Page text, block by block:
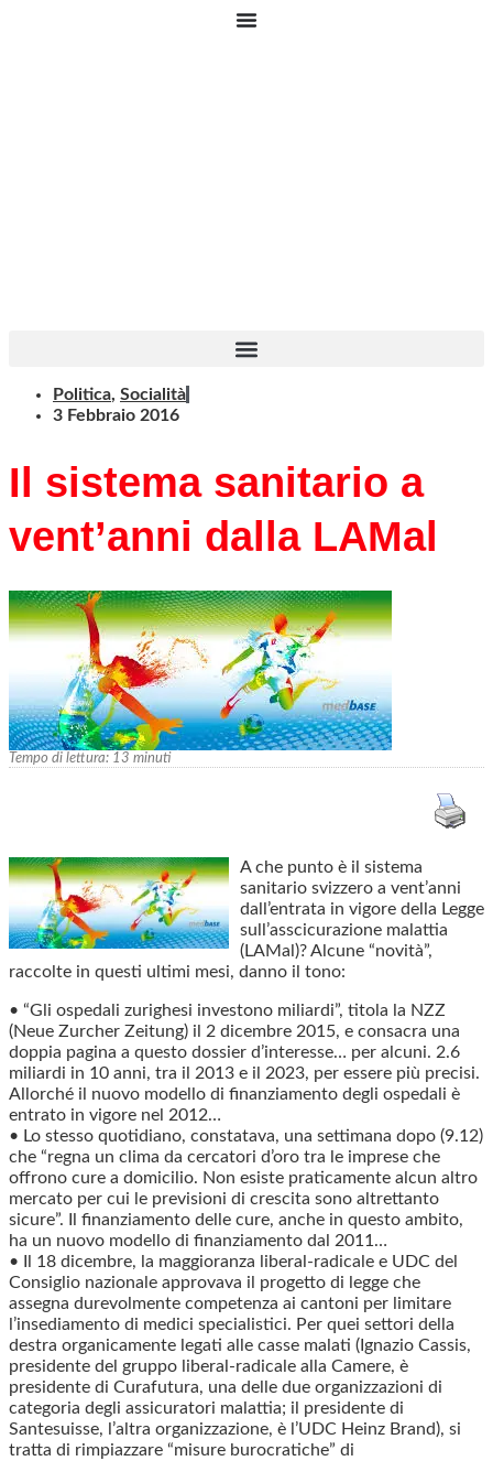
Politica, Socialità
3 Febbraio 2016
Il sistema sanitario a
vent’anni dalla LAMal
Tempo di lettura: 13 minuti
A che punto è il sistema
sanitario svizzero a vent’anni
dall’entrata in vigore della Legge
sull’asscicurazione malattia
(LAMal)? Alcune “novità”,
raccolte in questi ultimi mesi, danno il tono:
• “Gli ospedali zurighesi investono miliardi”, titola la NZZ
(Neue Zurcher Zeitung) il 2 dicembre 2015, e consacra una
doppia pagina a questo dossier d’interesse… per alcuni. 2.6
miliardi in 10 anni, tra il 2013 e il 2023, per essere più precisi.
Allorché il nuovo modello di finanziamento degli ospedali è
entrato in vigore nel 2012…
• Lo stesso quotidiano, constatava, una settimana dopo (9.12)
che “regna un clima da cercatori d’oro tra le imprese che
offrono cure a domicilio. Non esiste praticamente alcun altro
mercato per cui le previsioni di crescita sono altrettanto
sicure”. Il finanziamento delle cure, anche in questo ambito,
ha un nuovo modello di finanziamento dal 2011…
• Il 18 dicembre, la maggioranza liberal-radicale e UDC del
Consiglio nazionale approvava il progetto di legge che
assegna durevolmente competenza ai cantoni per limitare
l’insediamento di medici specialistici. Per quei settori della
destra organicamente legati alle casse malati (Ignazio Cassis,
presidente del gruppo liberal-radicale alla Camere, è
presidente di Curafutura, una delle due organizzazioni di
categoria degli assicuratori malattia; il presidente di
Santesuisse, l’altra organizzazione, è l’UDC Heinz Brand), si
tratta di rimpiazzare “misure burocratiche” di